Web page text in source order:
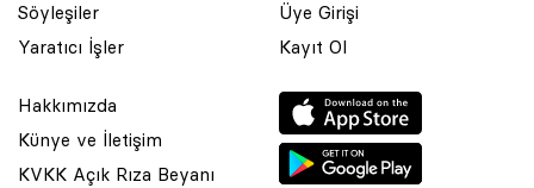
Söyleşiler
Yaratıcı İşler
Üye Girişi
Kayıt Ol
Hakkımızda
Künye ve İletişim
KVKK Açık Rıza Beyanı